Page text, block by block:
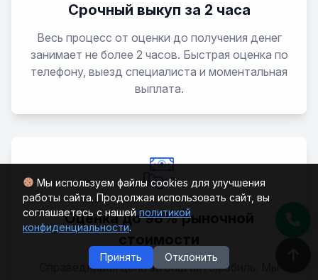
Мы используем файлы cookies для улучшения
работы сайта. Продолжая использовать сайт, вы
соглашаетесь с нашей политикой
конфиденциальности.
Принять Отклонить
Срочный выкуп за 2 часа
Весь процесс от оценки до получения денег
занимает не более 2 часов. Быстрая оценка по
телефону, выезд специалиста и моментальная
выплата.
Оценка до 98% рыночной
стоимости
Справедливая цена за ваш автомобиль. Мы